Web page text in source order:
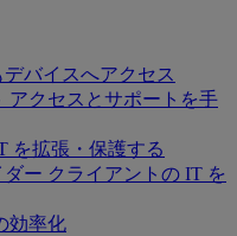
バイスへアクセス
アクセスとサポートを手
を拡張・保護する
ダー クライアントの IT を
効率化